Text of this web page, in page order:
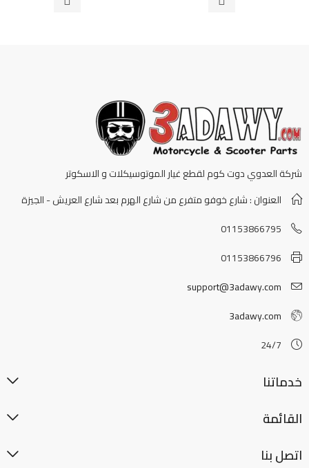
شركة العدوي دوت كوم لقطع غيار الموتوسيكلات و الاسكوتر
العنوان : شارع خوفو متفرع من شارع الهرم بعد شارع العريش - الجيزة
01153866795
01153866796
support@3adawy.com
3adawy.com
24/7
خدماتنا
القائمة
اتصل بنا